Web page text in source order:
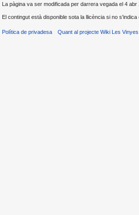
La pàgina va ser modificada per darrera vegada el 4 abr
El contingut està disponible sota la llicència si no s'indica
Política de privadesa Quant al projecte Wiki Les Vinyes